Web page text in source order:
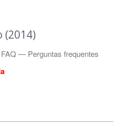
(2014)
FAQ — Perguntas frequentes